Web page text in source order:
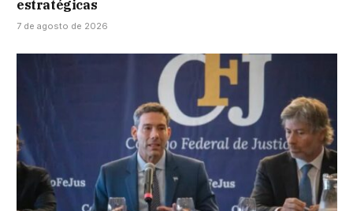
estratégicas
7 de agosto de 2026